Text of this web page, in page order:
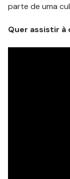
parte de uma
Quer assistir à